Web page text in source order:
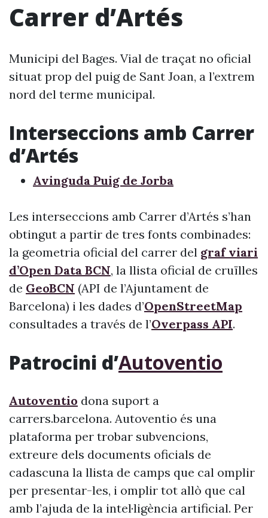
Carrer d’Artés
Municipi del Bages. Vial de traçat no oficial
situat prop del puig de Sant Joan, a l’extrem
nord del terme municipal.
Interseccions amb Carrer
d’Artés
Avinguda Puig de Jorba
Les interseccions amb Carrer d’Artés s’han
obtingut a partir de tres fonts combinades:
la geometria oficial del carrer del graf viari
d’Open Data BCN, la llista oficial de cruïlles
de GeoBCN (API de l’Ajuntament de
Barcelona) i les dades d’OpenStreetMap
consultades a través de l’Overpass API.
Patrocini d’Autoventio
Autoventio dona suport a
carrers.barcelona. Autoventio és una
plataforma per trobar subvencions,
extreure dels documents oficials de
cadascuna la llista de camps que cal omplir
per presentar-les, i omplir tot allò que cal
amb l’ajuda de la intel·ligència artificial. Per